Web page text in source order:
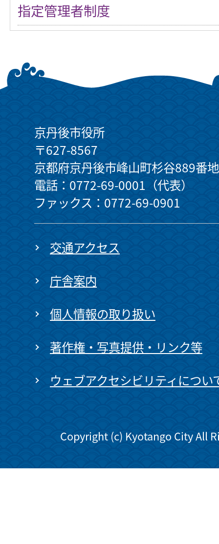
指定管理者制度
京丹後市役所
〒627-8567
京都府京丹後市峰山町杉谷889番地
電話：0772-69-0001（代表）
ファックス：0772-69-0901
交通アクセス
庁舎案内
個人情報の取り扱い
著作権・写真提供・リンク等
ウェブアクセシビリティについ
Copyright (c) Kyotango City All